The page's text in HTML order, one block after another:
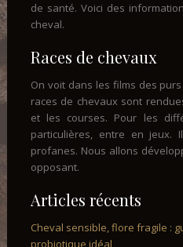
de santé. Voici des
cheval.
Races de chevaux
On voit dans les films des
races de chevaux sont
et les courses. Pour les
particulières, entre en jeux.
profanes. Nous allons
opposant.
Articles récents
Cheval sensible, flore fragile :